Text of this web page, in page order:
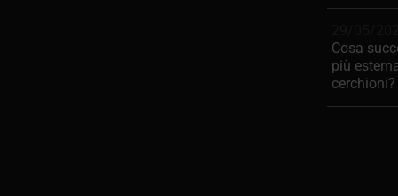
Cosa
più
cerchioni?